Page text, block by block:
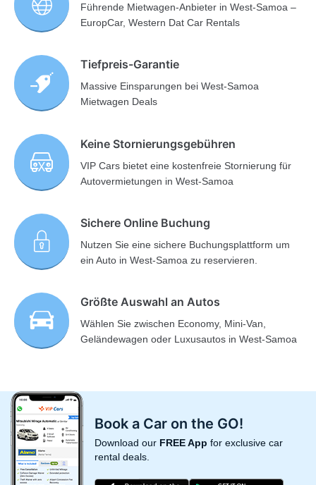
Führende Mietwagen-Anbieter in West-Samoa –
EuropCar, Western Dat Car Rentals
Tiefpreis-Garantie
Massive Einsparungen bei West-Samoa
Mietwagen Deals
Keine Stornierungsgebühren
VIP Cars bietet eine kostenfreie Stornierung für
Autovermietungen in West-Samoa
Sichere Online Buchung
Nutzen Sie eine sichere Buchungsplattform um
ein Auto in West-Samoa zu reservieren.
Größte Auswahl an Autos
Wählen Sie zwischen Economy, Mini-Van,
Geländewagen oder Luxusautos in West-Samoa
Book a Car on the GO!
Download our FREE App for exclusive car
rental deals.